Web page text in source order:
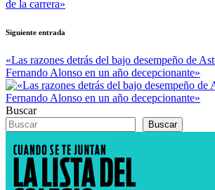
de la carrera»
Siguiente entrada
«Las razones detrás del bajo desempeño de
Fernando Alonso en un año decepcionante»
Buscar
Buscar